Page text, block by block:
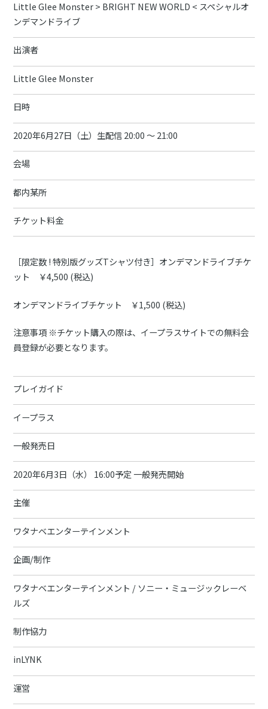
Little Glee Monster > BRIGHT NEW WORLD < スペシャルオ
ンデマンドライブ
出演者
Little Glee Monster
日時
2020年6月27日（土）生配信 20:00 〜 21:00
会場
都内某所
チケット料金
［限定数 ! 特別版グッズTシャツ付き］オンデマンドライブチケ
ット ￥4,500 (税込)
オンデマンドライブチケット ￥1,500 (税込)
注意事項 ※チケット購入の際は、イープラスサイトでの無料会
員登録が必要となります。
プレイガイド
イープラス
一般発売日
2020年6月3日（水） 16:00予定 一般発売開始
主催
ワタナベエンターテインメント
企画/制作
ワタナベエンターテインメント / ソニー・ミュージックレーベ
ルズ
制作協力
inLYNK
運営